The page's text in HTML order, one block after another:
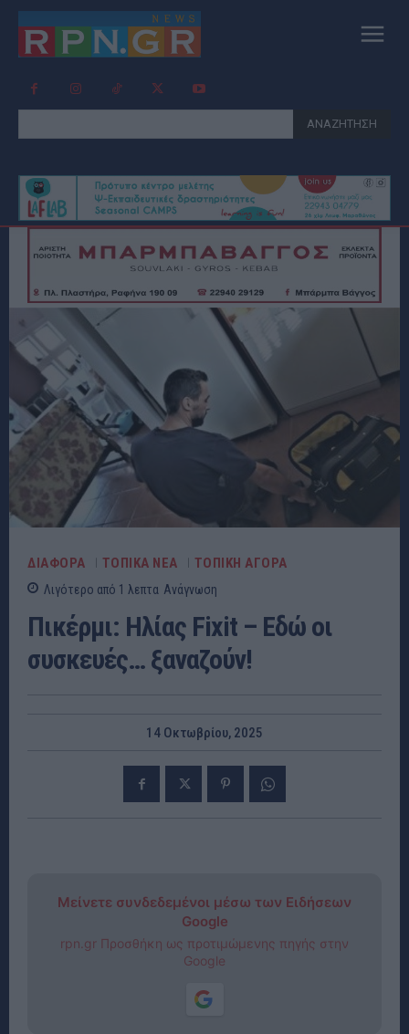
ΑΝΑΖΗΤΗΣΗ
ΔΙΑΦΟΡΑ ΤΟΠΙΚΑ ΝΕΑ ΤΟΠΙΚΗ ΑΓΟΡΑ
Λιγότερο από 1 λεπτα Ανάγνωση
Πικέρμι: Ηλίας Fixit – Εδώ οι
συσκευές… ξαναζούν!
14 Οκτωβρίου, 2025
Μείνετε συνδεδεμένοι μέσω των Ειδήσεων
Google
rpn.gr Προσθήκη ως προτιμώμενης πηγής στην
Google